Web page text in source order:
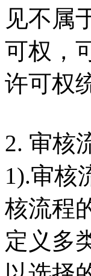
见不属
可权，
许可权
2. 审核
1).审核
核流程
定义多